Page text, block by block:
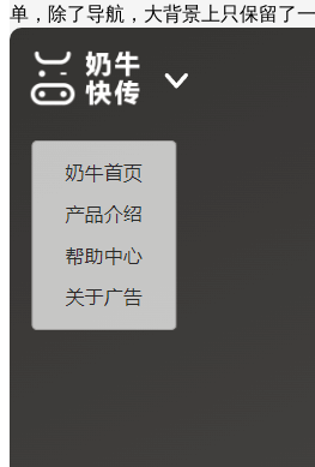
单，除了导航，大背景上只保留了